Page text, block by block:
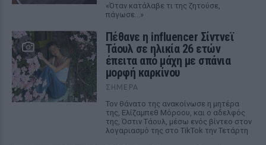
«Όταν κατάλαβε τι της ζητούσε,
πάγωσε...»
Πέθανε η influencer Σίντνεϊ
Τάουλ σε ηλικία 26 ετών
έπειτα από μάχη με σπάνια
μορφή καρκίνου
ΣΉΜΕΡΑ
Τον θάνατο της ανακοίνωσε η μητέρα
της, Ελίζαμπεθ Μόροου, και ο αδελφός
της, Όστιν Τάουλ, μέσω ενός βίντεο στον
λογαριασμό της στο TikTok την Τετάρτη